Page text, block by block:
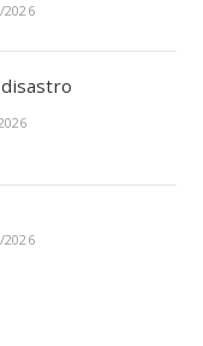
2026
2026